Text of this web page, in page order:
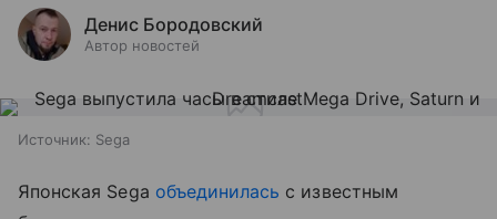
Денис Бородовский
Автор новостей
Источник: Sega
Японская Sega объединилась с известным